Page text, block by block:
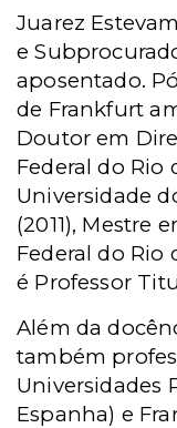
Juarez
e
aposentado.
de Frankfurt
Doutor em
Federal do Rio
Universidade
(2011), Mestre
Federal do Rio
é Professor
Além da
também
Universidades
Espanha) e